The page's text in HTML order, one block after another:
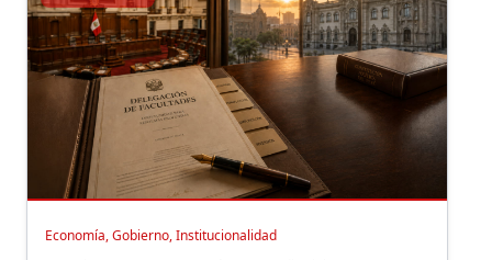
Economía, Gobierno, Institucionalidad